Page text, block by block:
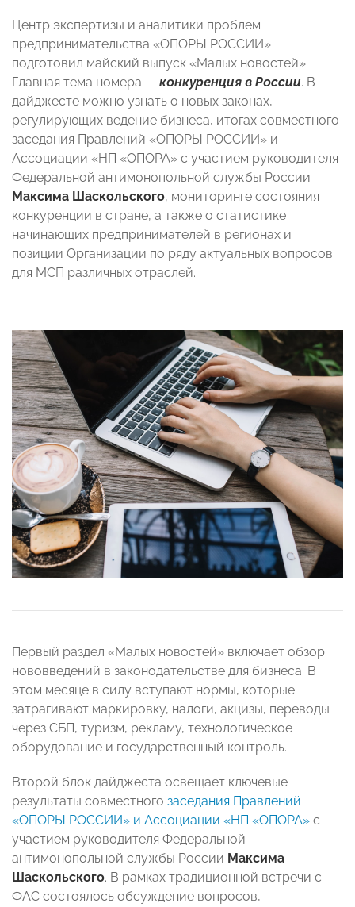
Центр экспертизы и аналитики проблем
предпринимательства «ОПОРЫ РОССИИ»
подготовил майский выпуск «Малых новостей».
Главная тема номера — конкуренция в России. В
дайджесте можно узнать о новых законах,
регулирующих ведение бизнеса, итогах совместного
заседания Правлений «ОПОРЫ РОССИИ» и
Ассоциации «НП «ОПОРА» с участием руководителя
Федеральной антимонопольной службы России
Максима Шаскольского, мониторинге состояния
конкуренции в стране, а также о статистике
начинающих предпринимателей в регионах и
позиции Организации по ряду актуальных вопросов
для МСП различных отраслей.
Первый раздел «Малых новостей» включает обзор
нововведений в законодательстве для бизнеса. В
этом месяце в силу вступают нормы, которые
затрагивают маркировку, налоги, акцизы, переводы
через СБП, туризм, рекламу, технологическое
оборудование и государственный контроль.
Второй блок дайджеста освещает ключевые
результаты совместного заседания Правлений
«ОПОРЫ РОССИИ» и Ассоциации «НП «ОПОРА» с
участием руководителя Федеральной
антимонопольной службы России Максима
Шаскольского. В рамках традиционной встречи с
ФАС состоялось обсуждение вопросов,